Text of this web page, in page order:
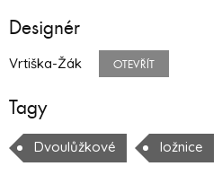
Designér
Vrtiška-Žák OTEVŘÍT
Tagy
Dvoulůžkové ložnice